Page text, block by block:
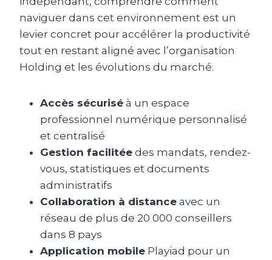
naviguer dans cet environnement est un
levier concret pour accélérer la productivité
tout en restant aligné avec l’organisation
Holding et les évolutions du marché.
Accès sécurisé à un espace
professionnel numérique personnalisé
et centralisé
Gestion facilitée des mandats, rendez-
vous, statistiques et documents
administratifs
Collaboration à distance avec un
réseau de plus de 20 000 conseillers
dans 8 pays
Application mobile Playiad pour un